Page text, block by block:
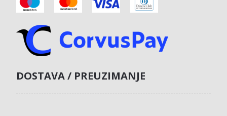
DOSTAVA / PREUZIMANJE